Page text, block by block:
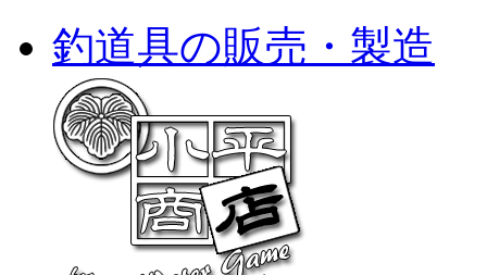
釣道具の販売・製造